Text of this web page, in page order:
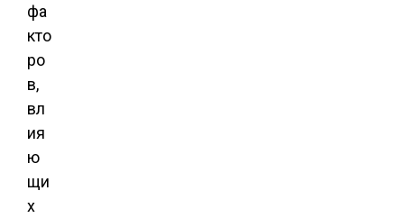
фа
кто
ро
в,
вл
ия
ю
щи
х